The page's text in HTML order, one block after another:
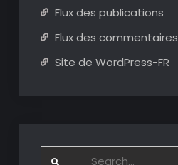
Flux des publications
Flux des commentaires
Site de WordPress-FR
Search